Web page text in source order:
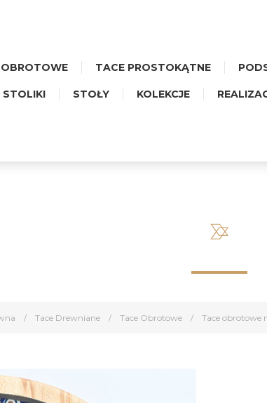
TACE PROSTOKĄTNE
STOLIKI STOŁY KOLEKCJE
/ Tace Drewniane / Tace Obrotowe / Tace obrotowe